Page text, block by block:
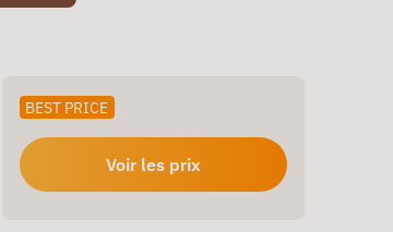
BEST PRICE
Voir les prix